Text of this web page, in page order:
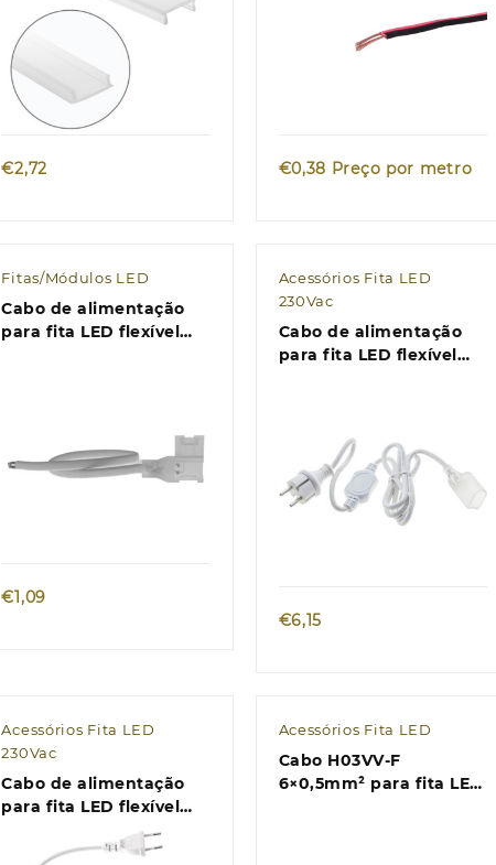
Quick view
€2,72 €0,38 Preço por metro
Fitas/Módulos LED
Cabo de alimentação
para fita LED flexível
€1,09
Acessórios Fita LED
230Vac
Cabo de alimentação
para fita LED flexível
€6,15
Acessórios Fita LED
230Vac
Cabo de alimentação
para fita LED flexível
MESSENGER RGB
Acessórios Fita LED
Cabo H03VV-F
6×0,5mm² para fita LED